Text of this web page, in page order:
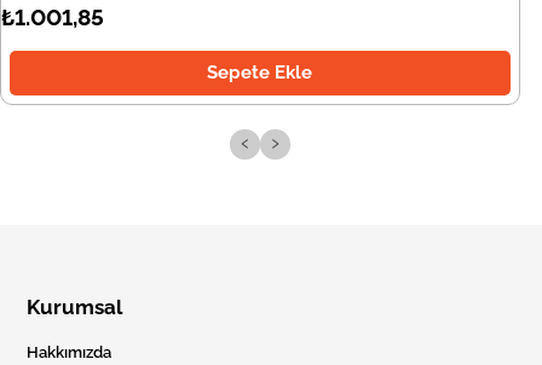
₺1.001,85
Sepete Ekle
‹ ›
Kurumsal
Hakkımızda